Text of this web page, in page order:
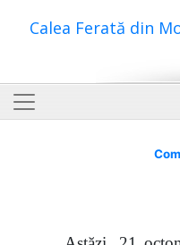
Calea Ferată din